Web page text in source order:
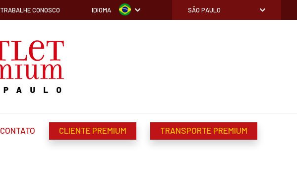
TRABALHE CONOSCO IDIOMA SÃO PAULO
CONTATO CLIENTE PREMIUM TRANSPORTE PREMIUM